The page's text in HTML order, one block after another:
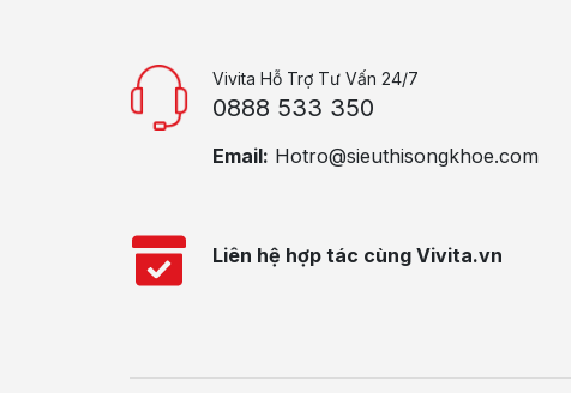
Vivita Hỗ Trợ Tư Vấn 24/7
0888 533 350
Email: Hotro@sieuthisongkhoe.com
Liên hệ hợp tác cùng Vivita.vn